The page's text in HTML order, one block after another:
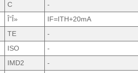
C -
Î”Î» IF=ITH+20mA
TE -
ISO -
IMD2 -